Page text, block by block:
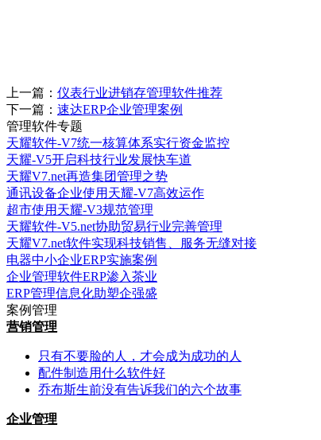
上一篇： 仪表行业进销存管理软件推荐
下一篇： 速达ERP企业管理案例
管理软件专题
天耀软件-V7统一核算体系实行资金监控
天耀-V5开启科技行业发展快车道
天耀V7.net再造集团管理之势
通讯设备企业使用天耀-V7高效运作
超市使用天耀-V3规范管理
天耀软件-V5.net协助贸易行业完善管理
天耀V7.net软件实现科技销售、服务无缝对接
电器中小企业ERP实施案例
企业管理软件ERP渗入茶业
ERP管理信息化助塑企强盛
案例管理
营销管理
只有不要脸的人，才会成为成功的人
配件制造用什么软件好
乔布斯生前没有告诉我们的六个故事
企业管理